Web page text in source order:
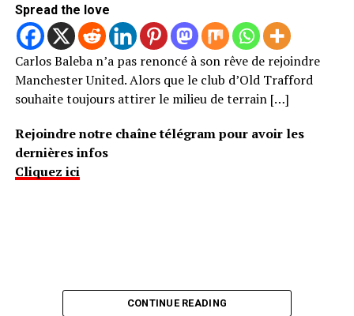
Spread the love
Carlos Baleba n’a pas renoncé à son rêve de rejoindre
Manchester United. Alors que le club d’Old Trafford
souhaite toujours attirer le milieu de terrain […]
Rejoindre notre chaîne télégram pour avoir les
dernières infos
Cliquez ici
CONTINUE READING